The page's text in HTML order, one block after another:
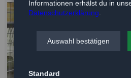
Informationen erhälst du in
Datenschutzerklärung
Auswahl bestätigen
Standard